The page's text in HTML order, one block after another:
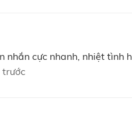
(Eye Exercises Mode):
nhắn cực nhanh, nhiệt
trước